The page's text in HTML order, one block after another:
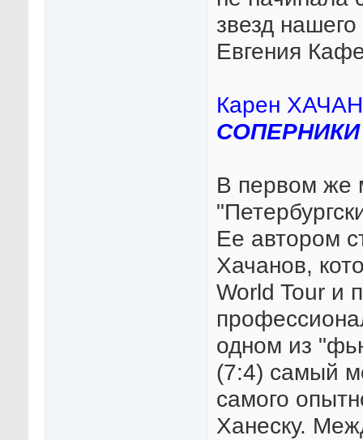
звезд
Евгения
Карен
В первом же
Ее автором
Хачанов,
World Tour и
одном из
(7:4) самый
самого
Ханеску.